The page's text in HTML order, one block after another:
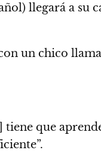
llegará a su
un chico
] tiene que